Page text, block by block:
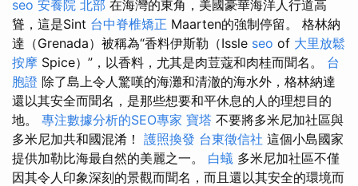
seo 安養院 北部 在海灣的東角，美國豪華海洋人行道高
聳，這是Sint 台中脊椎矯正 Maarten的強制停留。 格林納
達（Grenada）被稱為“香料伊斯勒（Issle seo of 大里放鬆
按摩 Spice）”，以香料，尤其是肉荳蔻和肉桂而聞名。 台
胞證 除了島上令人驚嘆的海灘和清澈的海水外，格林納達
還以其安全而聞名，是那些想要和平休息的人的理想目的
地。 專注數據分析的SEO專家 寶塔 不要將多米尼加社區與
多米尼加共和國混淆！ 護照換發 台東徵信社 這個小島國家
提供加勒比海最自然的美麗之一。 白蟻 多米尼加社區不僅
因其令人印象深刻的景觀而聞名，而且還以其安全的環境而